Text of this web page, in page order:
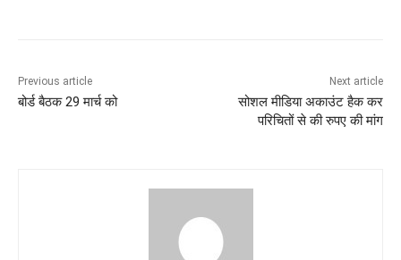
Previous article
बोर्ड बैठक 29 मार्च को
Next article
सोशल मीडिया अकाउंट हैक कर
परिचितों से की रुपए की मांग